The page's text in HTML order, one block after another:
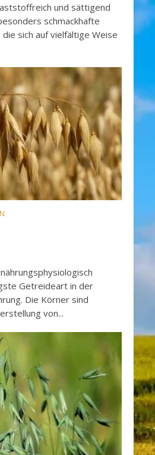
und sättigend
schmackhafte
sich auf vielfältige Weise
Getreideart in der
Die Körner sind
von...